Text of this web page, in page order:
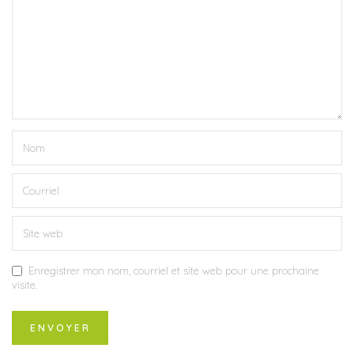
Enregistrer mon nom, courriel et site web pour une prochaine
visite.